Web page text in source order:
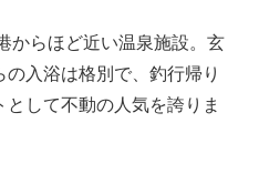
からほど近い温泉施設。玄
入浴は格別で、釣行帰り
して不動の人気を誇りま